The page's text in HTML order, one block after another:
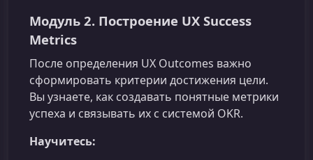
Модуль 2. Построение UX Success
Metrics
После определения UX Outcomes важно
сформировать критерии достижения цели.
Вы узнаете, как создавать понятные метрики
успеха и связывать их с системой OKR.
Научитесь: